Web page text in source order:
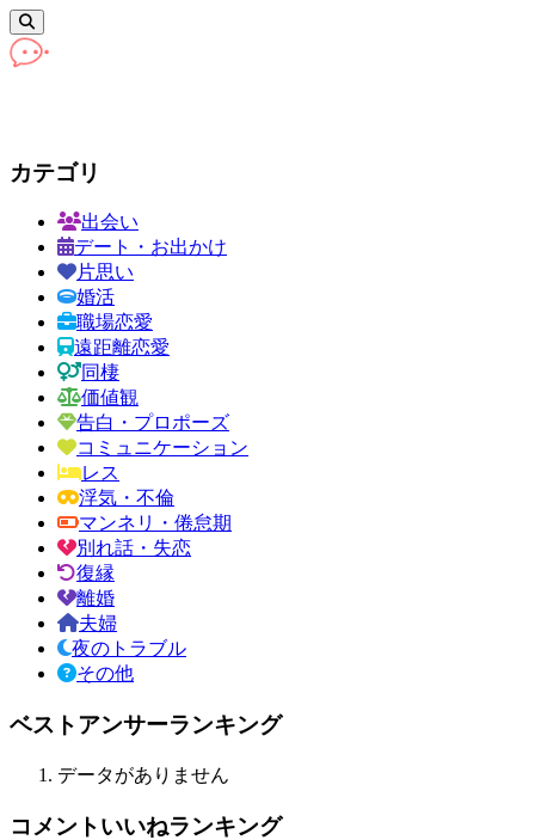
カテゴリ
出会い
デート・お出かけ
片思い
婚活
職場恋愛
遠距離恋愛
同棲
価値観
告白・プロポーズ
コミュニケーション
レス
浮気・不倫
マンネリ・倦怠期
別れ話・失恋
復縁
離婚
夫婦
夜のトラブル
その他
ベストアンサーランキング
データがありません
コメントいいねランキング